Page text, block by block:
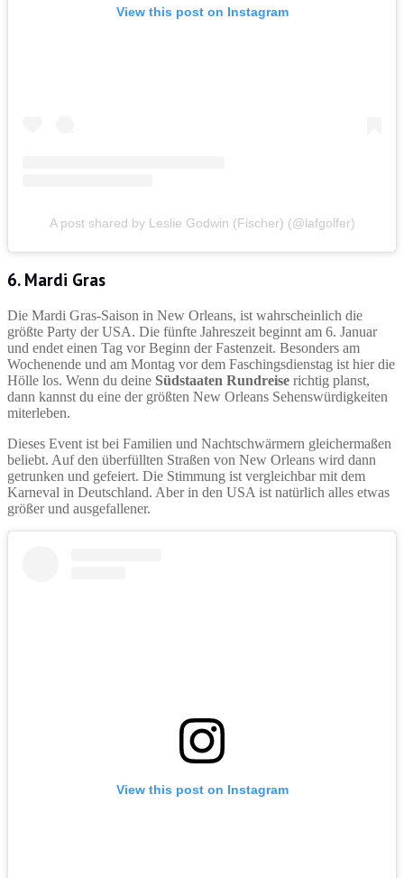
View this post on Instagram
A post shared by Leslie Godwin (Fischer) (@lafgolfer)
6. Mardi Gras
Die Mardi Gras-Saison in New Orleans, ist wahrscheinlich die
größte Party der USA. Die fünfte Jahreszeit beginnt am 6. Januar
und endet einen Tag vor Beginn der Fastenzeit. Besonders am
Wochenende und am Montag vor dem Faschingsdienstag ist hier die
Hölle los. Wenn du deine Südstaaten Rundreise richtig planst,
dann kannst du eine der größten New Orleans Sehenswürdigkeiten
miterleben.
Dieses Event ist bei Familien und Nachtschwärmern gleichermaßen
beliebt. Auf den überfüllten Straßen von New Orleans wird dann
getrunken und gefeiert. Die Stimmung ist vergleichbar mit dem
Karneval in Deutschland. Aber in den USA ist natürlich alles etwas
größer und ausgefallener.
View this post on Instagram